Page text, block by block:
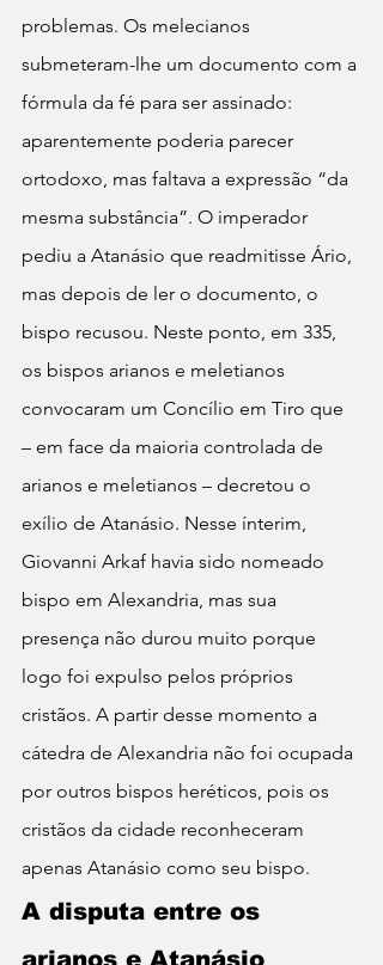
problemas. Os melecianos
submeteram-lhe um documento com a
fórmula da fé para ser assinado:
aparentemente poderia parecer
ortodoxo, mas faltava a expressão “da
mesma substância”. O imperador
pediu a Atanásio que readmitisse Ário,
mas depois de ler o documento, o
bispo recusou. Neste ponto, em 335,
os bispos arianos e meletianos
convocaram um Concílio em Tiro que
– em face da maioria controlada de
arianos e meletianos – decretou o
exílio de Atanásio. Nesse ínterim,
Giovanni Arkaf havia sido nomeado
bispo em Alexandria, mas sua
presença não durou muito porque
logo foi expulso pelos próprios
cristãos. A partir desse momento a
cátedra de Alexandria não foi ocupada
por outros bispos heréticos, pois os
cristãos da cidade reconheceram
apenas Atanásio como seu bispo.
A disputa entre os
arianos e Atanásio